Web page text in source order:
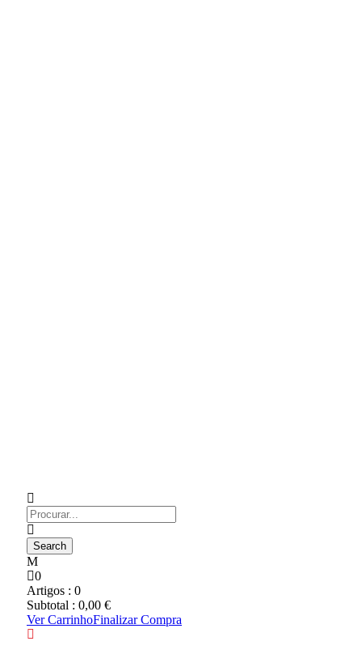
0
Artigos : 0
Subtotal : 0,00 €
Ver CarrinhoFinalizar Compra